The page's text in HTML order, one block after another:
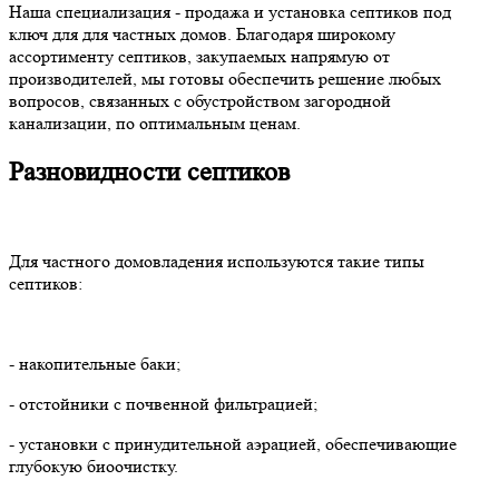
Наша специализация - продажа и установка септиков под
ключ для для частных домов. Благодаря широкому
ассортименту септиков, закупаемых напрямую от
производителей, мы готовы обеспечить решение любых
вопросов, связанных с обустройством загородной
канализации, по оптимальным ценам.
Разновидности септиков
Для частного домовладения используются такие типы
септиков:
- накопительные баки;
- отстойники с почвенной фильтрацией;
- установки с принудительной аэрацией, обеспечивающие
глубокую биоочистку.